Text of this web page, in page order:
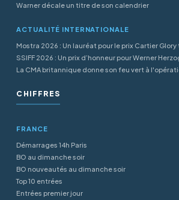
Warner décale un titre de son calendrier
ACTUALITÉ INTERNATIONALE
Mostra 2026 : Un lauréat pour le prix Cartier
SSIFF 2026 : Un prix d’honneur pour Werner
La CMA britannique donne son feu vert à
CHIFFRES
FRANCE
Démarrages 14h Paris
BO au dimanche soir
BO nouveautés au dimanche soir
Top 10 entrées
Entrées premier jour